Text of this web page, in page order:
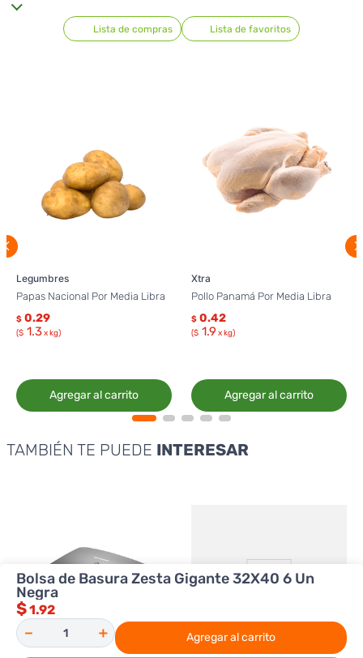
Lista de compras Lista de favoritos
Legumbres
Papas Nacional Por Media Libra
$ 0.29
($ 1.3x kg)
Agregar al carrito
Xtra
Pollo Panamá Por Media Libra
$ 0.42
($ 1.9 x kg)
Agregar al carrito
TAMBIÉN TE PUEDE INTERESAR
Bolsa de Basura Zesta Gigante 32X40 6 Un
Negra
$1.92
＋
－ Agregar al carrito